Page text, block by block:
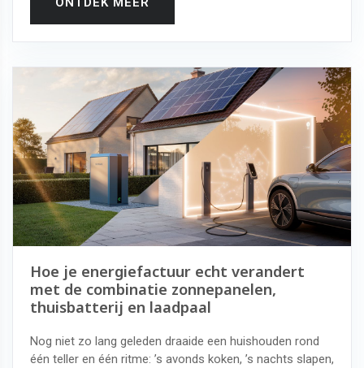
Hoe je energiefactuur echt verandert
met de combinatie zonnepanelen,
thuisbatterij en laadpaal
Nog niet zo lang geleden draaide een huishouden rond
één teller en één ritme: ’s avonds koken, ’s nachts slapen,